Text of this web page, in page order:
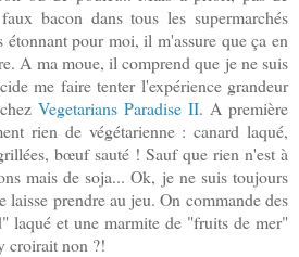
bacon dans tous les supermarchés
pour moi, il m'assure que ça en
A ma moue, il comprend que je ne suis
me faire tenter l'expérience grandeur
Vegetarians Paradise II. A première
rien de végétarienne : canard laqué,
bœuf sauté ! Sauf que rien n'est à
mais de soja... Ok, je ne suis toujours
laisse prendre au jeu. On commande des
laqué et une marmite de "fruits de mer"
croirait non ?!